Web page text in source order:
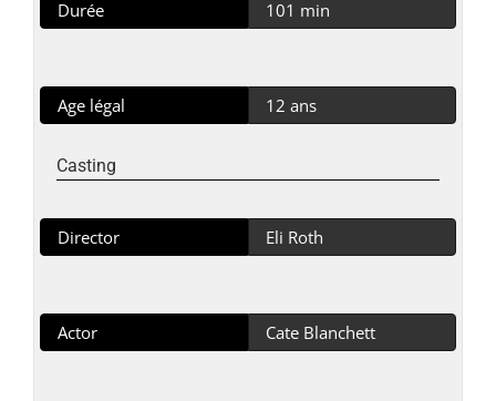
Durée 101 min
Age légal 12 ans
Casting
Director Eli Roth
Actor Cate Blanchett